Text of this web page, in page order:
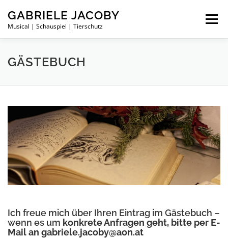
Inhalt
springen
GABRIELE JACOBY
Musical | Schauspiel | Tierschutz
Menü
PRIVAT KARRIERE
GÄSTEBUCH
Ich freue mich über Ihren Eintrag im Gästebuch –
wenn es um konkrete Anfragen geht, bitte per E-
Mail an gabriele.jacoby@aon.at